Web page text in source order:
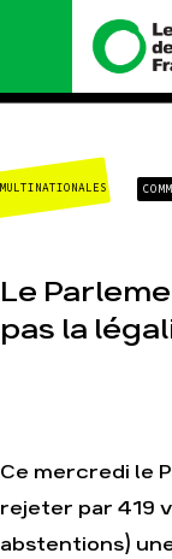
Nous
Histoire
Valeurs
Équipes et
Je soutiens
MULTINATIONALES
Le
pas la
Ce mercredi le
rejeter par 419
abstentions)